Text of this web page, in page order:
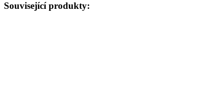
Související produkty: